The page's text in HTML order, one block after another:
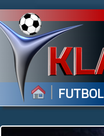
| FUTBOL